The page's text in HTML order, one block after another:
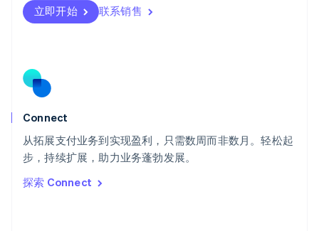
立即开始 联系销售
Connect
从拓展支付业务到实现盈利，只需数周而非数月。轻松起
步，持续扩展，助力业务蓬勃发展。
探索 Connect
瑞士
DeutschFrançais
English
斯洛文尼亚
泰国
ไทยEnglish
希腊
English
西班牙